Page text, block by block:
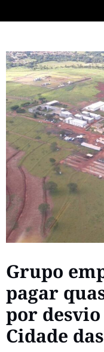
Grupo
pagar
por
Cidade